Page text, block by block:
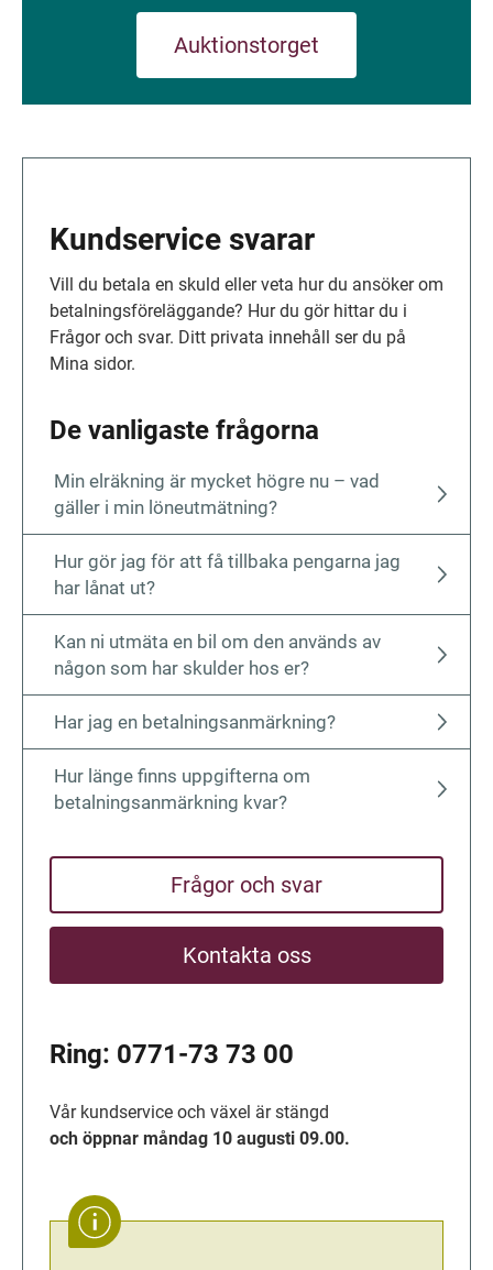
Auktionstorget
Kundservice svarar
Vill du betala en skuld eller veta hur du ansöker om
be­tal­nings­fö­re­läggande? Hur du gör hittar du i
Frågor och svar. Ditt privata innehåll ser du på
Mina sidor.
De vanligaste frågorna
Min elräkning är mycket högre nu – vad
gäller i min löneutmätning?
Hur gör jag för att få tillbaka pengarna jag
har lånat ut?
Kan ni utmäta en bil om den används av
någon som har skulder hos er?
Har jag en betalnings­anmärk­ning?
Hur länge finns uppgifterna om
betalningsanmärkning kvar?
Frågor och svar
Kontakta oss
Ring: 0771-73 73 00
Vår kundservice och växel är stängd
och öppnar måndag 10 augusti 09.00.